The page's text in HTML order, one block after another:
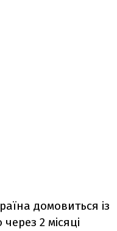
домовиться із
2 місяці